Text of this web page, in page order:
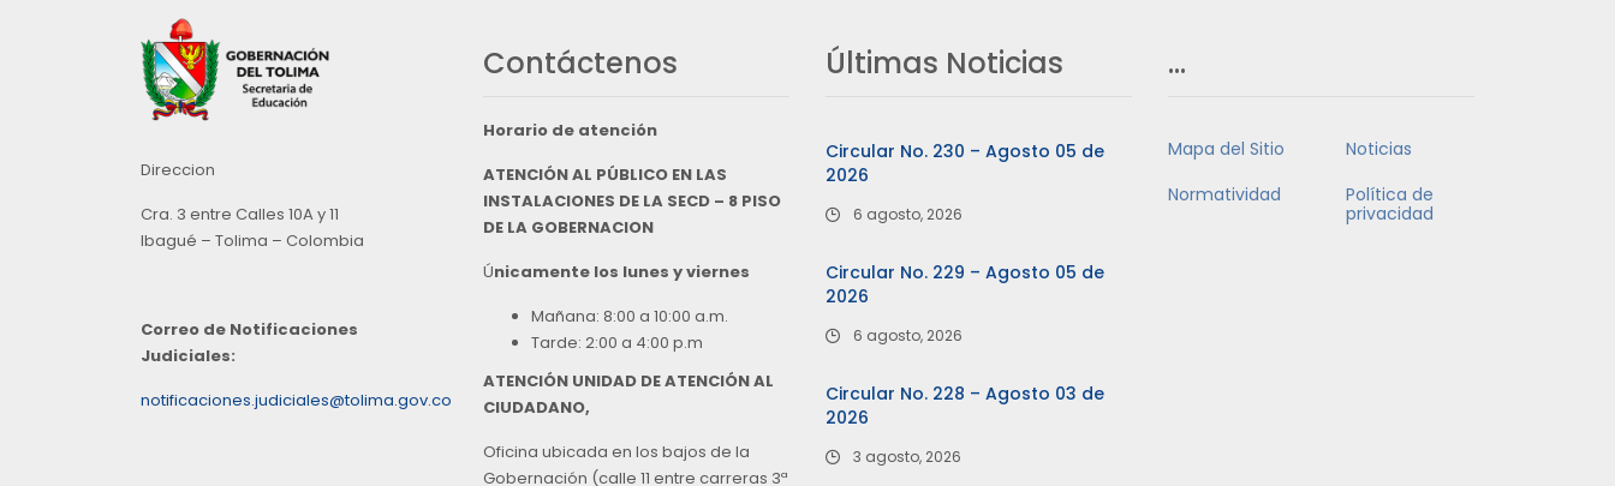
Direccion
Cra. 3 entre Calles 10A y 11
Ibagué – Tolima – Colombia
Correo de Notificaciones
Judiciales:
notificaciones.judiciales@tolima.gov.co
Contáctenos
Horario de atención
ATENCIÓN AL PÚBLICO EN LAS
INSTALACIONES DE LA SECD – 8 PISO
DE LA GOBERNACION
Únicamente los lunes y viernes
Mañana: 8:00 a 10:00 a.m.
Tarde: 2:00 a 4:00 p.m
ATENCIÓN UNIDAD DE ATENCIÓN AL
CIUDADANO,
Oficina ubicada en los bajos de la
Gobernación (calle 11 entre carreras 3ª
Últimas Noticias
Circular No. 230 – Agosto 05 de
2026
6 agosto, 2026
Circular No. 229 – Agosto 05 de
2026
6 agosto, 2026
Circular No. 228 – Agosto 03 de
2026
3 agosto, 2026
…
Mapa del Sitio
Noticias
Normatividad
Política de
privacidad